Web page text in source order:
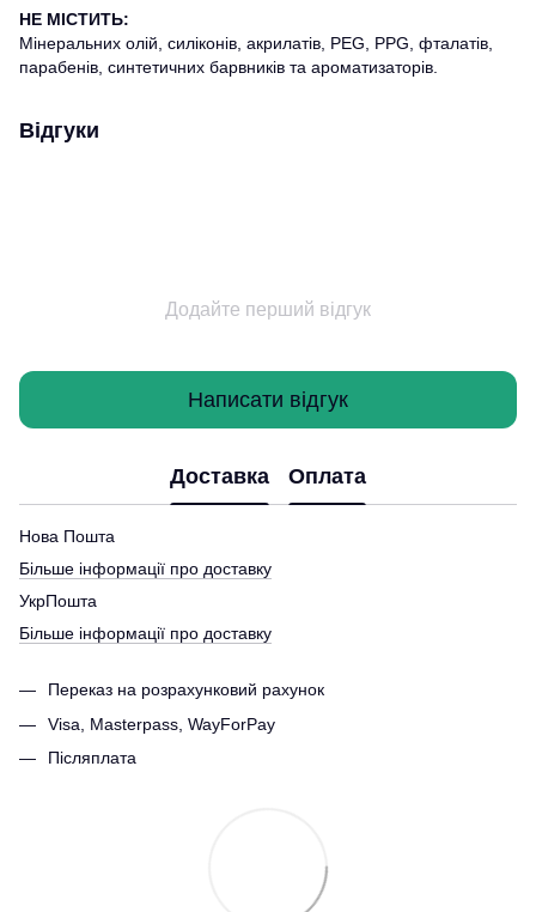
НЕ МІСТИТЬ:
Мінеральних олій, силіконів, акрилатів, PEG, PPG, фталатів,
парабенів, синтетичних барвників та ароматизаторів.
Відгуки
Додайте перший відгук
Написати відгук
Доставка Оплата
Нова Пошта
Більше інформації про доставку
УкрПошта
Більше інформації про доставку
Переказ на розрахунковий рахунок
Visa, Masterpass, WayForPay
Післяплата